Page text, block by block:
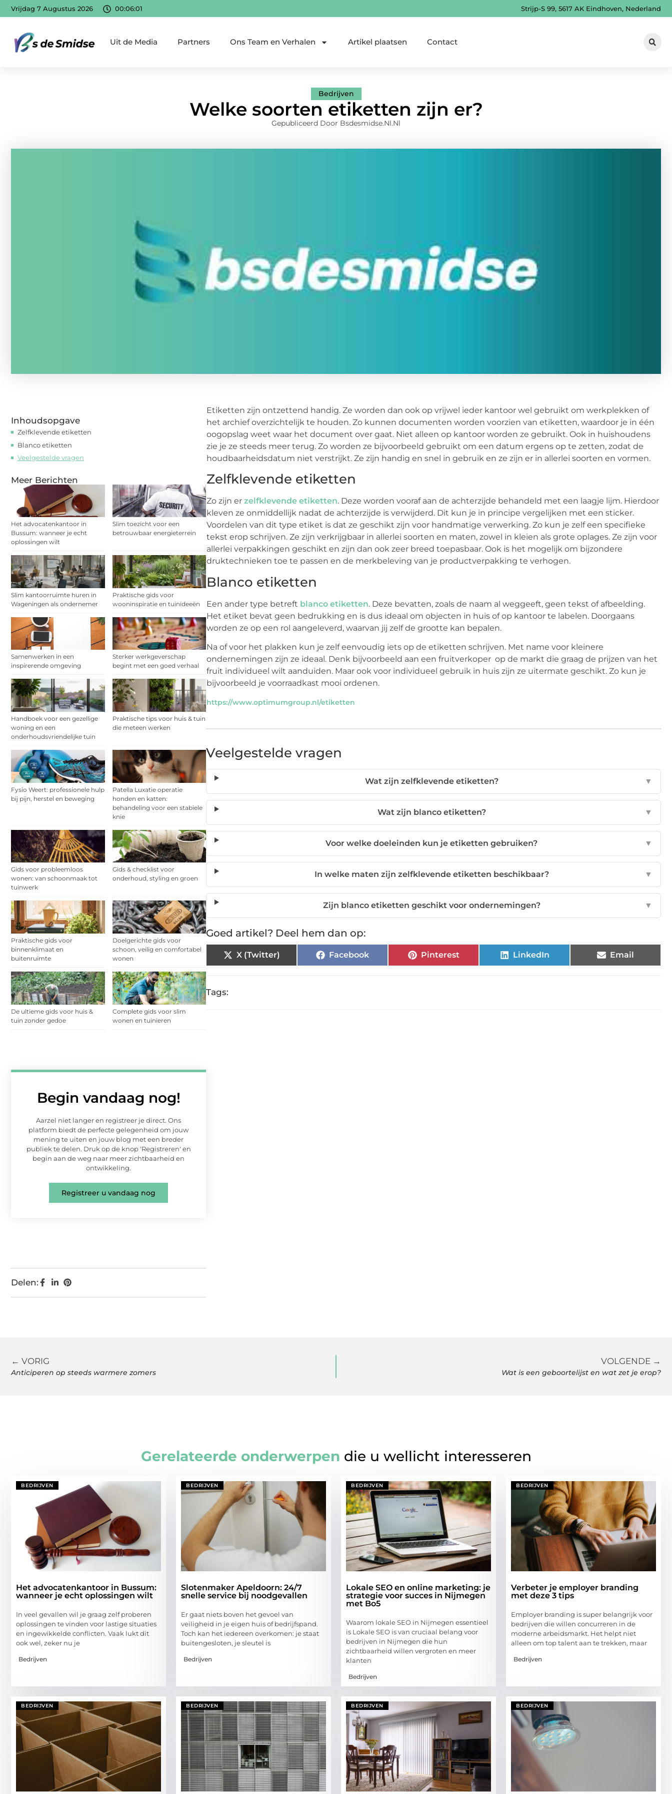
Vrijdag 7 Augustus 2026 00:06:03 Strijp-S 99, 5617 AK Eindhoven, Nederland
Uit de Media Partners Ons Team en Verhalen Artikel plaatsen Contact
Bedrijven
Welke soorten etiketten zijn er?
Gepubliceerd Door Bsdesmidse.nl.nl
Inhoudsopgave
Zelfklevende etiketten
Blanco etiketten
Veelgestelde vragen
Meer Berichten
Het advocatenkantoor in
Bussum: wanneer je echt
oplossingen wilt
Slim toezicht voor een
betrouwbaar energieterrein
Slim kantoorruimte huren in
Wageningen als ondernemer
Praktische gids voor
wooninspiratie en tuinideeën
Samenwerken in een
inspirerende omgeving
Sterker werkgeverschap
begint met een goed verhaal
Handboek voor een gezellige
woning en een
onderhoudsvriendelijke tuin
Praktische tips voor huis & tuin
die meteen werken
Fysio Weert: professionele hulp
bij pijn, herstel en beweging
Patella Luxatie operatie
honden en katten:
behandeling voor een stabiele
knie
Gids voor probleemloos
wonen: van schoonmaak tot
tuinwerk
Gids & checklist voor
onderhoud, styling en groen
Praktische gids voor
binnenklimaat en
buitenruimte
Doelgerichte gids voor
schoon, veilig en comfortabel
wonen
De ultieme gids voor huis &
tuin zonder gedoe
Complete gids voor slim
wonen en tuinieren
Begin vandaag nog!
Aarzel niet langer en registreer je direct. Ons
platform biedt de perfecte gelegenheid om jouw
mening te uiten en jouw blog met een breder
publiek te delen. Druk op de knop 'Registreren' en
begin aan de weg naar meer zichtbaarheid en
ontwikkeling.
Registreer u vandaag nog
Delen:
Etiketten zijn ontzettend handig. Ze worden dan ook op vrijwel ieder kantoor wel gebruikt om werkplekken of
het archief overzichtelijk te houden. Zo kunnen documenten worden voorzien van etiketten, waardoor je in één
oogopslag weet waar het document over gaat. Niet alleen op kantoor worden ze gebruikt. Ook in huishoudens
zie je ze steeds meer terug. Zo worden ze bijvoorbeeld gebruikt om een datum ergens op te zetten, zodat de
houdbaarheidsdatum niet verstrijkt. Ze zijn handig en snel in gebruik en ze zijn er in allerlei soorten en vormen.
Zelfklevende etiketten
Zo zijn er zelfklevende etiketten. Deze worden vooraf aan de achterzijde behandeld met een laagje lijm. Hierdoor
kleven ze onmiddellijk nadat de achterzijde is verwijderd. Dit kun je in principe vergelijken met een sticker.
Voordelen van dit type etiket is dat ze geschikt zijn voor handmatige verwerking. Zo kun je zelf een specifieke
tekst erop schrijven. Ze zijn verkrijgbaar in allerlei soorten en maten, zowel in kleien als grote oplages. Ze zijn voor
allerlei verpakkingen geschikt en zijn dan ook zeer breed toepasbaar. Ook is het mogelijk om bijzondere
druktechnieken toe te passen en de merkbeleving van je productverpakking te verhogen.
Blanco etiketten
Een ander type betreft blanco etiketten. Deze bevatten, zoals de naam al weggeeft, geen tekst of afbeelding.
Het etiket bevat geen bedrukking en is dus ideaal om objecten in huis of op kantoor te labelen. Doorgaans
worden ze op een rol aangeleverd, waarvan jij zelf de grootte kan bepalen.
Na of voor het plakken kun je zelf eenvoudig iets op de etiketten schrijven. Met name voor kleinere
ondernemingen zijn ze ideaal. Denk bijvoorbeeld aan een fruitverkoper op de markt die graag de prijzen van het
fruit individueel wilt aanduiden. Maar ook voor individueel gebruik in huis zijn ze uitermate geschikt. Zo kun je
bijvoorbeeld je voorraadkast mooi ordenen.
https://www.optimumgroup.nl/etiketten
Veelgestelde vragen
Wat zijn zelfklevende etiketten? ▼
Wat zijn blanco etiketten? ▼
Voor welke doeleinden kun je etiketten gebruiken? ▼
In welke maten zijn zelfklevende etiketten beschikbaar? ▼
Zijn blanco etiketten geschikt voor ondernemingen? ▼
Goed artikel? Deel hem dan op:
X (Twitter) Facebook Pinterest LinkedIn Email
Tags:
← VORIG
Anticiperen op steeds warmere zomers
VOLGENDE →
Wat is een geboortelijst en wat zet je erop?
Gerelateerde onderwerpen die u wellicht interesseren
BEDRIJVEN
Het advocatenkantoor in Bussum:
wanneer je echt oplossingen wilt
In veel gevallen wil je graag zelf proberen
oplossingen te vinden voor lastige situaties
en ingewikkelde conflicten. Vaak lukt dit
ook wel, zeker nu je
Bedrijven
BEDRIJVEN
Slotenmaker Apeldoorn: 24/7
snelle service bij noodgevallen
Er gaat niets boven het gevoel van
veiligheid in je eigen huis of bedrijfspand.
Toch kan het iedereen overkomen: je staat
buitengesloten, je sleutel is
Bedrijven
BEDRIJVEN
Lokale SEO en online marketing: je
strategie voor succes in Nijmegen
met Bo5
Waarom lokale SEO in Nijmegen essentieel
is Lokale SEO is van cruciaal belang voor
bedrijven in Nijmegen die hun
zichtbaarheid willen vergroten en meer
klanten
Bedrijven
BEDRIJVEN
Verbeter je employer branding
met deze 3 tips
Employer branding is super belangrijk voor
bedrijven die willen concurreren in de
moderne arbeidsmarkt. Het helpt niet
alleen om top talent aan te trekken, maar
Bedrijven
BEDRIJVEN BEDRIJVEN BEDRIJVEN BEDRIJVEN